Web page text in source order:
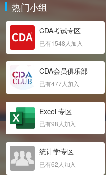
热门小组
CDA考试专区
已有1548人加入
CDA会员俱乐部
已有477人加入
Excel 专区
已有98人加入
统计学专区
已有62人加入